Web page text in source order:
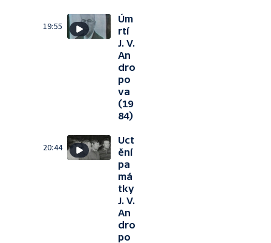
19:55
Úm
rtí
J. V.
An
dro
po
va
(19
84)
20:44
Uct
ění
pa
má
tky
J. V.
An
dro
po